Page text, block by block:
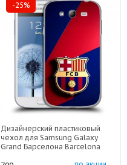
-25%
Дизайнерский пластиковый
чехол для Samsung Galaxy
Grand Барселона Barcelona